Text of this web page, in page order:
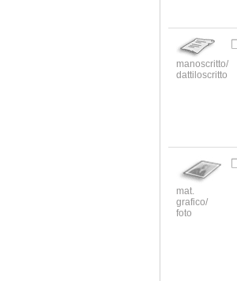
manoscritto/
dattiloscritto
mat.
grafico/
foto